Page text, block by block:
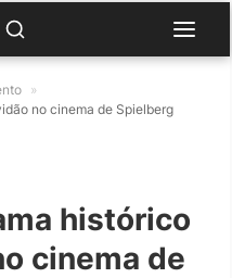
»
no cinema de Spielberg
histórico
cinema de